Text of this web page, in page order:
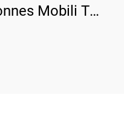
Mobili TP-